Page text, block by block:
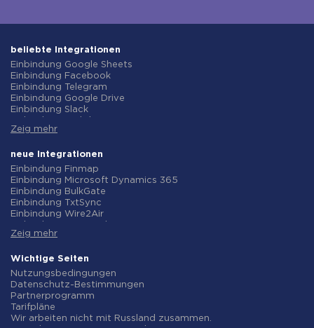
beliebte Integrationen
Einbindung Google Sheets
Einbindung Facebook
Einbindung Telegram
Einbindung Google Drive
Einbindung Slack
Einbindung Gmail
Einbindung ClickUp
Einbindung Airtable
Einbindung Google Contacts
Einbindung OpenAI (ChatGPT)
Einbindung Instagram
Einbindung ActiveCampaign
Einbindung Typeform
Einbindung Salesforce CRM
Einbindung Notion
Einbindung AWeber
Einbindung Asana
Einbindung ZOHO CRM
Einbindung Webhooks
Einbindung GetResponse
Zeig mehr
neue Integrationen
Einbindung Finmap
Einbindung Microsoft Dynamics 365
Einbindung BulkGate
Einbindung TxtSync
Einbindung Wire2Air
Einbindung Infobip
Einbindung AtomPark
Einbindung TXTImpact
Einbindung Campaign Monitor
Einbindung CM.com
Einbindung D7 Networks
Einbindung SMS.to
Einbindung SMSGlobal
Zeig mehr
Wichtige Seiten
Nutzungsbedingungen
Datenschutz-Bestimmungen
Partnerprogramm
Tarifpläne
Wir arbeiten nicht mit Russland zusammen.